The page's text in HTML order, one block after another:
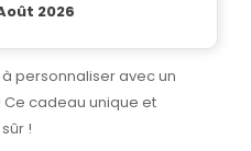
2026
personnaliser avec un
cadeau unique et
!